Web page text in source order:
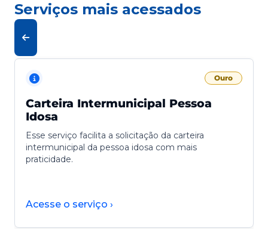
Serviços mais acessados
Ouro
Carteira Intermunicipal Pessoa
Idosa
Esse serviço facilita a solicitação da carteira
intermunicipal da pessoa idosa com mais
praticidade.
Acesse o serviço ›